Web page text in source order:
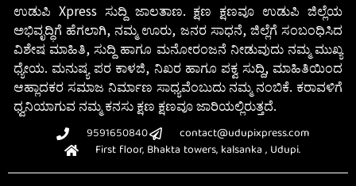
ಉಡುಪಿ Xpress ಸುದ್ದಿ ಜಾಲತಾಣ. ಕ್ಷಣ ಕ್ಷಣವೂ ಉಡುಪಿ ಜಿಲ್ಲೆಯ
ಅಭಿವೃದ್ಧಿಗೆ ಹೆಗಲಾಗಿ, ನಮ್ಮ ಊರು, ಜನರ ಸಾಧನೆ, ಜಿಲ್ಲೆಗೆ ಸಂಬಂಧಿಸಿದ
ವಿಶೇಷ ಮಾಹಿತಿ, ಸುದ್ದಿ ಹಾಗೂ ಮನೋರಂಜನೆ ನೀಡುವುದು ನಮ್ಮ ಮುಖ್ಯ
ಧ್ಯೇಯ. ಮನುಷ್ಯ ಪರ ಕಾಳಜಿ, ನಿಖರ ಹಾಗೂ ಪಕ್ವ ಸುದ್ದಿ, ಮಾಹಿತಿಯಿಂದ
ಆಹ್ಲಾದಕರ ಸಮಾಜ ನಿರ್ಮಾಣ ಸಾಧ್ಯವೆಂಬುದು ನಮ್ಮ ನಂಬಿಕೆ. ಕರಾವಳಿಗೆ
ಧ್ವನಿಯಾಗುವ ನಮ್ಮ ಕನಸು ಕ್ಷಣ ಕ್ಷಣವೂ ಜಾರಿಯಲ್ಲಿರುತ್ತದೆ.
9591650840
contact@udupixpress.com
First floor, Bhakta towers, kalsanka , Udupi.